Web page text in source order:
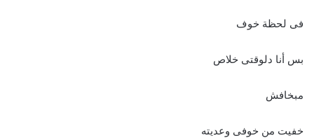
فى لحظة خوف
بس أنا دلوقتى خلاص
مبخافش
خفيت من خوفى وعديته